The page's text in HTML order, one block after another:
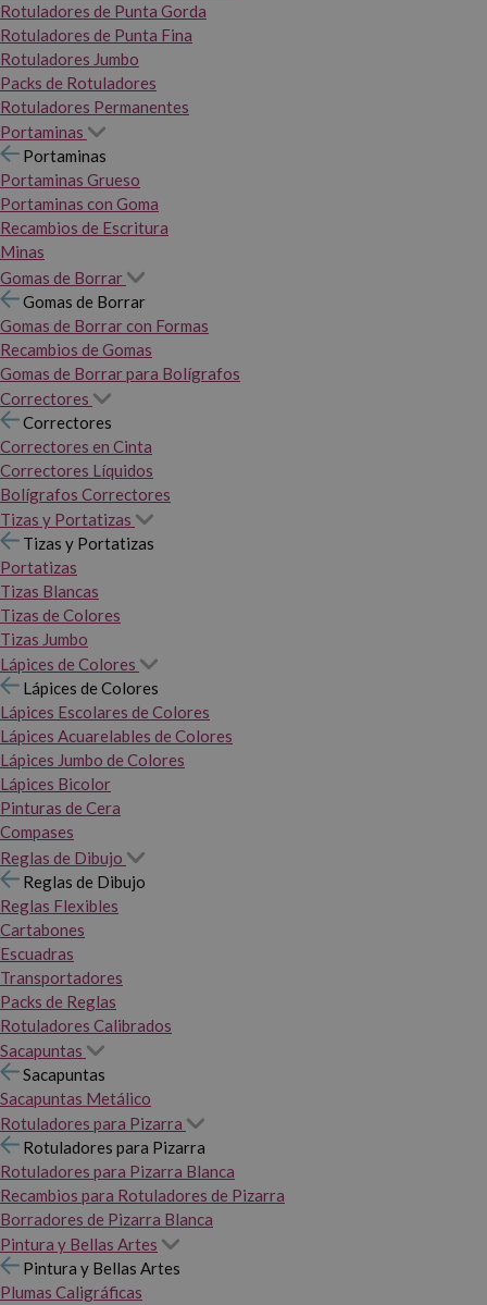
Rotuladores de Punta Gorda
Rotuladores de Punta Fina
Rotuladores Jumbo
Packs de Rotuladores
Rotuladores Permanentes
Portaminas
Portaminas
Portaminas Grueso
Portaminas con Goma
Recambios de Escritura
Minas
Gomas de Borrar
Gomas de Borrar
Gomas de Borrar con Formas
Recambios de Gomas
Gomas de Borrar para Bolígrafos
Correctores
Correctores
Correctores en Cinta
Correctores Líquidos
Bolígrafos Correctores
Tizas y Portatizas
Tizas y Portatizas
Portatizas
Tizas Blancas
Tizas de Colores
Tizas Jumbo
Lápices de Colores
Lápices de Colores
Lápices Escolares de Colores
Lápices Acuarelables de Colores
Lápices Jumbo de Colores
Lápices Bicolor
Pinturas de Cera
Compases
Reglas de Dibujo
Reglas de Dibujo
Reglas Flexibles
Cartabones
Escuadras
Transportadores
Packs de Reglas
Rotuladores Calibrados
Sacapuntas
Sacapuntas
Sacapuntas Metálico
Rotuladores para Pizarra
Rotuladores para Pizarra
Rotuladores para Pizarra Blanca
Recambios para Rotuladores de Pizarra
Borradores de Pizarra Blanca
Pintura y Bellas Artes
Pintura y Bellas Artes
Plumas Caligráficas